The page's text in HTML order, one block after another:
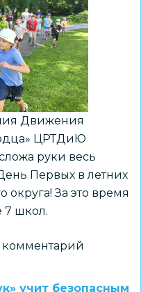
Движения
ЦРТДиЮ
руки весь
Первых в летних
округа! За это время
7 школ.
комментарий
учит безопасным